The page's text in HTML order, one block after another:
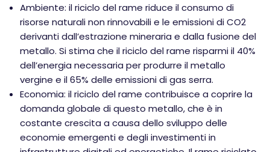
Ambiente: il riciclo del rame riduce il consumo di
risorse naturali non rinnovabili e le emissioni di CO2
derivanti dall’estrazione mineraria e dalla fusione del
metallo. Si stima che il riciclo del rame risparmi il 40%
dell’energia necessaria per produrre il metallo
vergine e il 65% delle emissioni di gas serra.
Economia: il riciclo del rame contribuisce a coprire la
domanda globale di questo metallo, che è in
costante crescita a causa dello sviluppo delle
economie emergenti e degli investimenti in